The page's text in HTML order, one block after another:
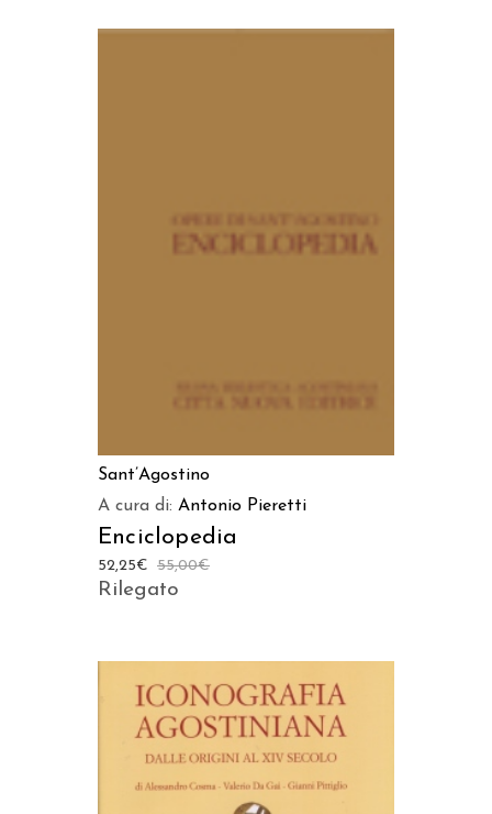
AGGIUNGI AL CARRELLO
Sant’Agostino
A cura di: Antonio Pieretti
Enciclopedia
55,00€
52,25€
Rilegato